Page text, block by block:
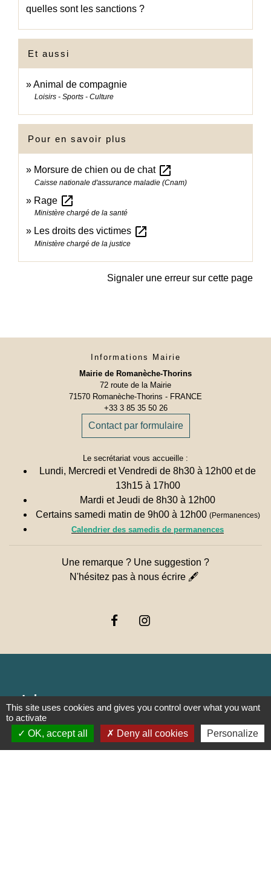
quelles sont les sanctions ?
Et aussi
Animal de compagnie
Loisirs - Sports - Culture
Pour en savoir plus
Morsure de chien ou de chat open_in_new
Caisse nationale d'assurance maladie (Cnam)
Rage open_in_new
Ministère chargé de la santé
Les droits des victimes open_in_new
Ministère chargé de la justice
Signaler une erreur sur cette page
Informations Mairie
Mairie de Romanèche-Thorins
72 route de la Mairie
71570 Romanèche-Thorins - FRANCE
+33 3 85 35 50 26
Contact par formulaire
Le secrétariat vous accueille :
Lundi, Mercredi et Vendredi de 8h30 à 12h00 et de
13h15 à 17h00
Mardi et Jeudi de 8h30 à 12h00
Certains samedi matin de 9h00 à 12h00 (Permanences)
Calendrier des samedis de permanences
Une remarque ? Une suggestion ?
N'hésitez pas à nous écrire 🖋
Liens
PREFECTURE DE SAÔNE ET
LOIRE
This site uses cookies and gives you control over what you want
to activate
OK, accept all
Deny all cookies Personalize